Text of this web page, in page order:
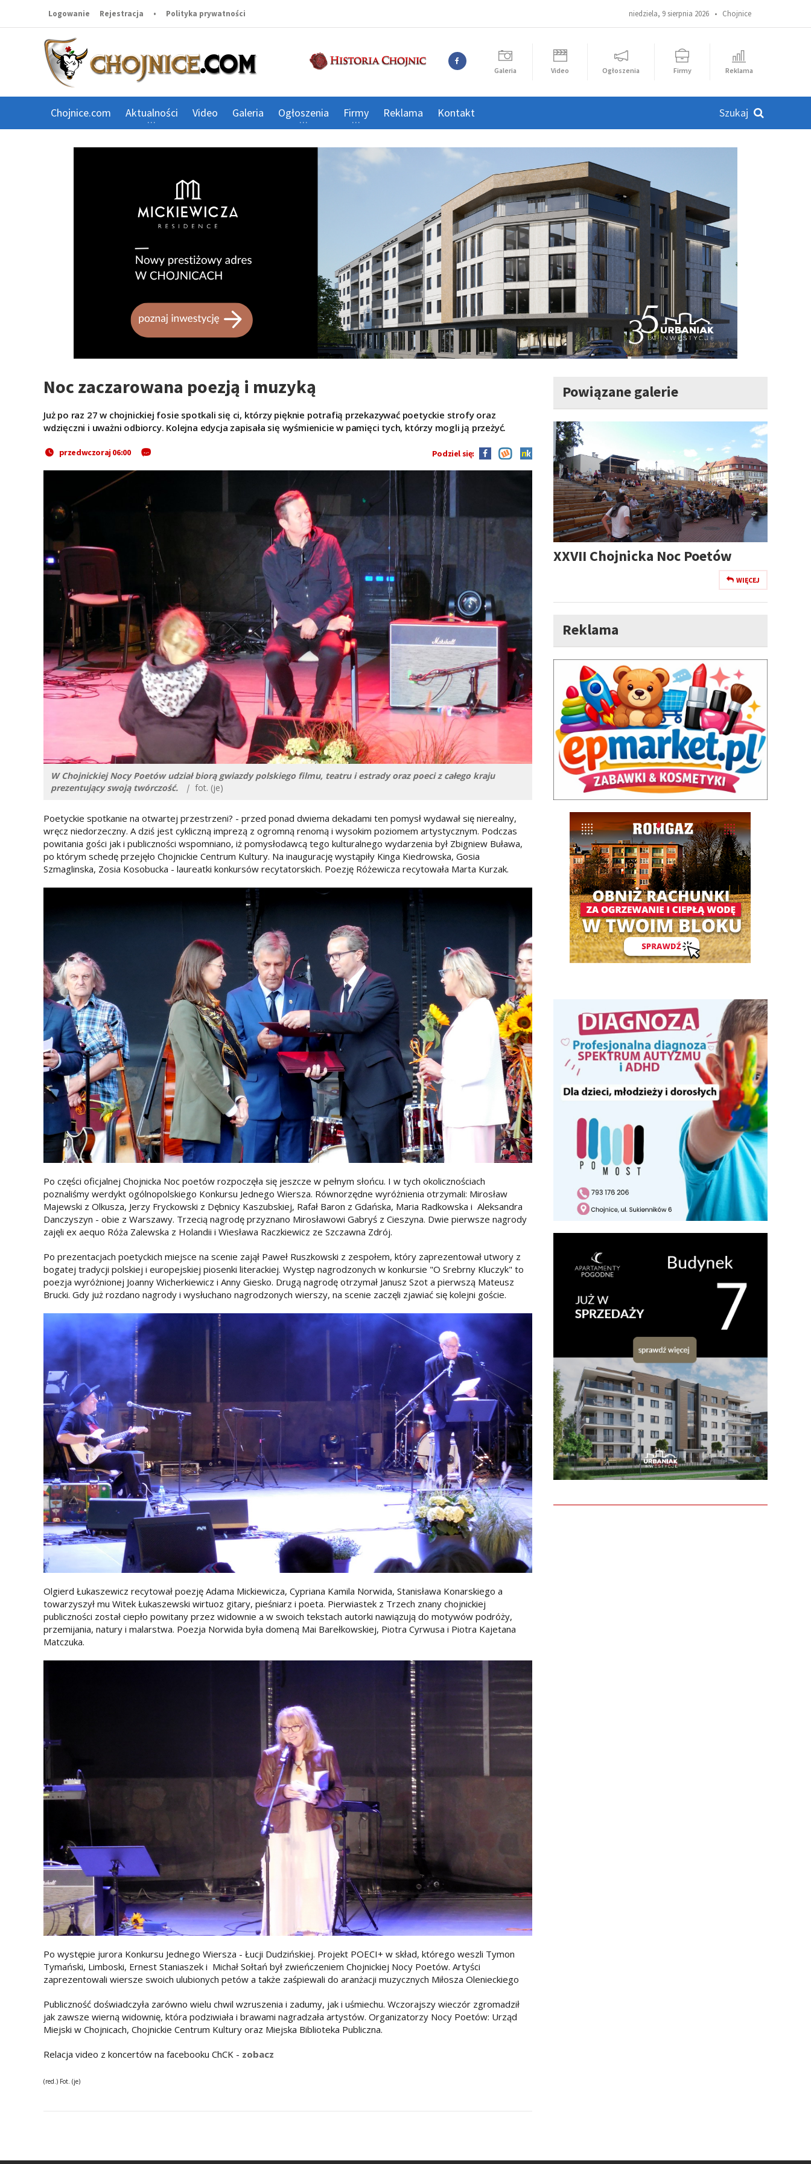
niedziela, 9 sierpnia 2026 • Chojnice
Logowanie Rejestracja • Polityka prywatności
Galeria Video Ogłoszenia Firmy Reklama
Chojnice.com Aktualności Video Galeria Ogłoszenia Firmy Reklama Kontakt
Noc zaczarowana poezją i muzyką
Już po raz 27 w chojnickiej fosie spotkali się ci, którzy pięknie potrafią przekazywać poetyckie strofy oraz
wdzięczni i uważni odbiorcy. Kolejna edycja zapisała się wyśmienicie w pamięci tych, którzy mogli ją przeżyć.
przedwczoraj 06:00 Podziel się:
W Chojnickiej Nocy Poetów udział biorą gwiazdy polskiego filmu, teatru i estrady oraz poeci z całego kraju
prezentujący swoją twórczość. | fot. (je)
Poetyckie spotkanie na otwartej przestrzeni? - przed ponad dwiema dekadami ten pomysł wydawał się nierealny,
wręcz niedorzeczny. A dziś jest cykliczną imprezą z ogromną renomą i wysokim poziomem artystycznym. Podczas
powitania gości jak i publiczności wspomniano, iż pomysłodawcą tego kulturalnego wydarzenia był Zbigniew Buława,
po którym schedę przejęło Chojnickie Centrum Kultury. Na inaugurację wystąpiły Kinga Kiedrowska, Gosia
Szmaglinska, Zosia Kosobucka - laureatki konkursów recytatorskich. Poezję Różewicza recytowała Marta Kurzak.
Po części oficjalnej Chojnicka Noc poetów rozpoczęła się jeszcze w pełnym słońcu. I w tych okolicznościach
poznaliśmy werdykt ogólnopolskiego Konkursu Jednego Wiersza. Równorzędne wyróżnienia otrzymali: Mirosław
Majewski z Olkusza, Jerzy Fryckowski z Dębnicy Kaszubskiej, Rafał Baron z Gdańska, Maria Radkowska i Aleksandra
Danczyszyn - obie z Warszawy. Trzecią nagrodę przyznano Mirosławowi Gabryś z Cieszyna. Dwie pierwsze nagrody
zajęli ex aequo Róża Zalewska z Holandii i Wiesława Raczkiewicz ze Szczawna Zdrój.
Po prezentacjach poetyckich miejsce na scenie zajął Paweł Ruszkowski z zespołem, który zaprezentował utwory z
bogatej tradycji polskiej i europejskiej piosenki literackiej. Występ nagrodzonych w konkursie "O Srebrny Kluczyk" to
poezja wyróżnionej Joanny Wicherkiewicz i Anny Giesko. Drugą nagrodę otrzymał Janusz Szot a pierwszą Mateusz
Brucki. Gdy już rozdano nagrody i wysłuchano nagrodzonych wierszy, na scenie zaczęli zjawiać się kolejni goście.
Olgierd Łukaszewicz recytował poezję Adama Mickiewicza, Cypriana Kamila Norwida, Stanisława Konarskiego a
towarzyszył mu Witek Łukaszewski wirtuoz gitary, pieśniarz i poeta. Pierwiastek z Trzech znany chojnickiej
publiczności został ciepło powitany przez widownie a w swoich tekstach autorki nawiązują do motywów podróży,
przemijania, natury i malarstwa. Poezja Norwida była domeną Mai Barełkowskiej, Piotra Cyrwusa i Piotra Kajetana
Matczuka.
Po występie jurora Konkursu Jednego Wiersza - Łucji Dudzińskiej. Projekt POECI+ w skład, którego weszli Tymon
Tymański, Limboski, Ernest Staniaszek i Michał Sołtań był zwieńczeniem Chojnickiej Nocy Poetów. Artyści
zaprezentowali wiersze swoich ulubionych petów a także zaśpiewali do aranżacji muzycznych Miłosza Olenieckiego
Publiczność doświadczyła zarówno wielu chwil wzruszenia i zadumy, jak i uśmiechu. Wczorajszy wieczór zgromadził
jak zawsze wierną widownię, która podziwiała i brawami nagradzała artystów. Organizatorzy Nocy Poetów: Urząd
Miejski w Chojnicach, Chojnickie Centrum Kultury oraz Miejska Biblioteka Publiczna.
Relacja video z koncertów na facebooku ChCK - zobacz
(red.) Fot. (je)
Powiązane galerie
XXVII Chojnicka Noc Poetów
WIĘCEJ
Reklama